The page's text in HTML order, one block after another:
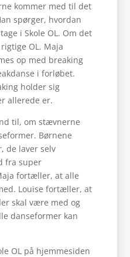
kommer med til det
spørger, hvordan
i Skole OL. Om det
OL. Maja
op med breaking
i forløbet.
holder sig
allerede er.
til, om stævnerne
Børnene
de laver selv
fra super
fortæller, at alle
Louise fortæller, at
skal være med og
danseformer kan
OL på hjemmesiden